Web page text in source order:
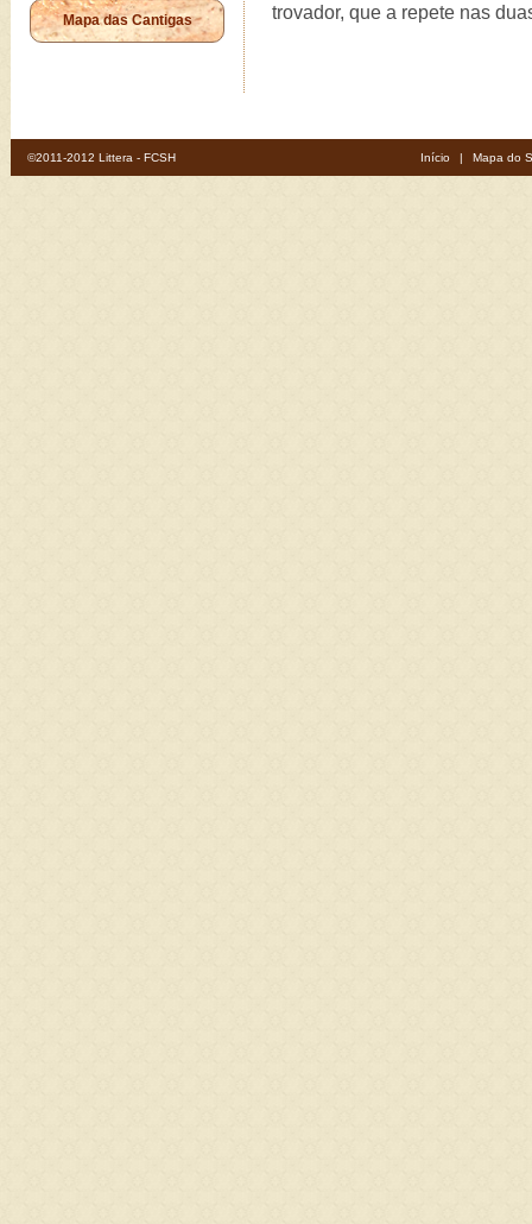
Mapa das Cantigas
trovador, que a repete nas
©2011-2012 Littera - FCSH Início | Mapa do